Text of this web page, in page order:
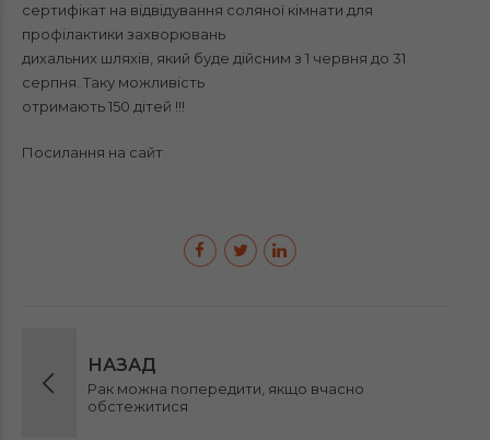
сертифікат на відвідування соляної кімнати для
профілактики захворювань
дихальних шляхів, який буде дійсним з 1 червня до 31
серпня. Таку можливість
отримають 150 дітей !!!
Посилання на сайт
НАЗАД
Рак можна попередити, якщо вчасно
обстежитися